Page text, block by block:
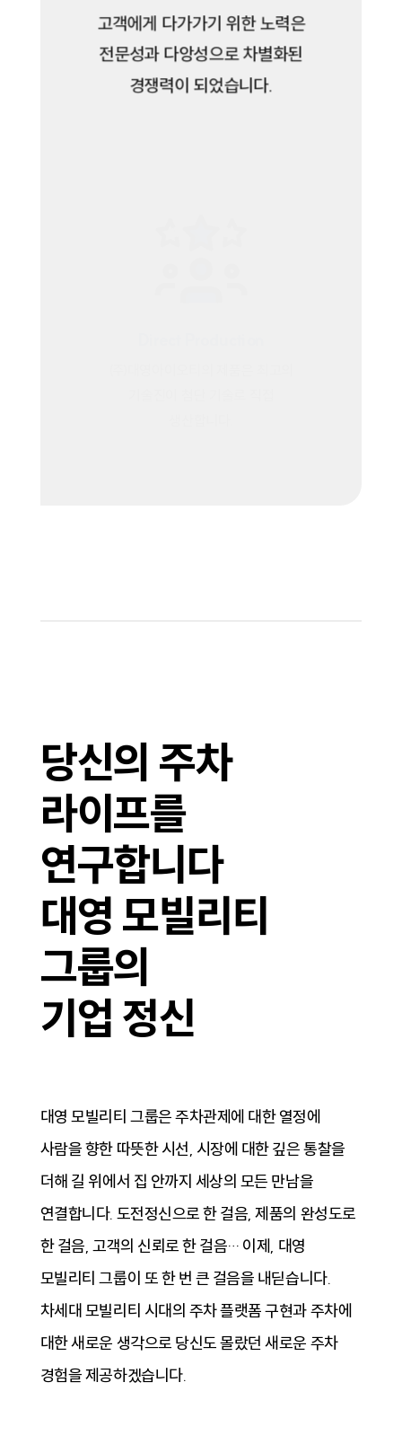
고객에게 다가가기 위한 노력은
전문성과 다앙성으로 차별화된
경쟁력이 되었습니다.
당신의 주차
라이프를
연구합니다
대영 모빌리티
그룹의
기업 정신
대영 모빌리티 그룹은 주차관제에 대한 열정에
사람을 향한 따뜻한 시선, 시장에 대한 깊은 통찰을
더해 길 위에서 집 안까지 세상의 모든 만남을
연결합니다. 도전정신으로 한 걸음, 제품의 완성도로
한 걸음, 고객의 신뢰로 한 걸음… 이제, 대영
모빌리티 그룹이 또 한 번 큰 걸음을 내딛습니다.
차세대 모빌리티 시대의 주차 플랫폼 구현과 주차에
대한 새로운 생각으로 당신도 몰랐던 새로운 주차
경험을 제공하겠습니다.